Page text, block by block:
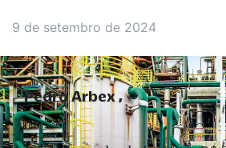
9 de setembro de 2024
Pedro Arbex